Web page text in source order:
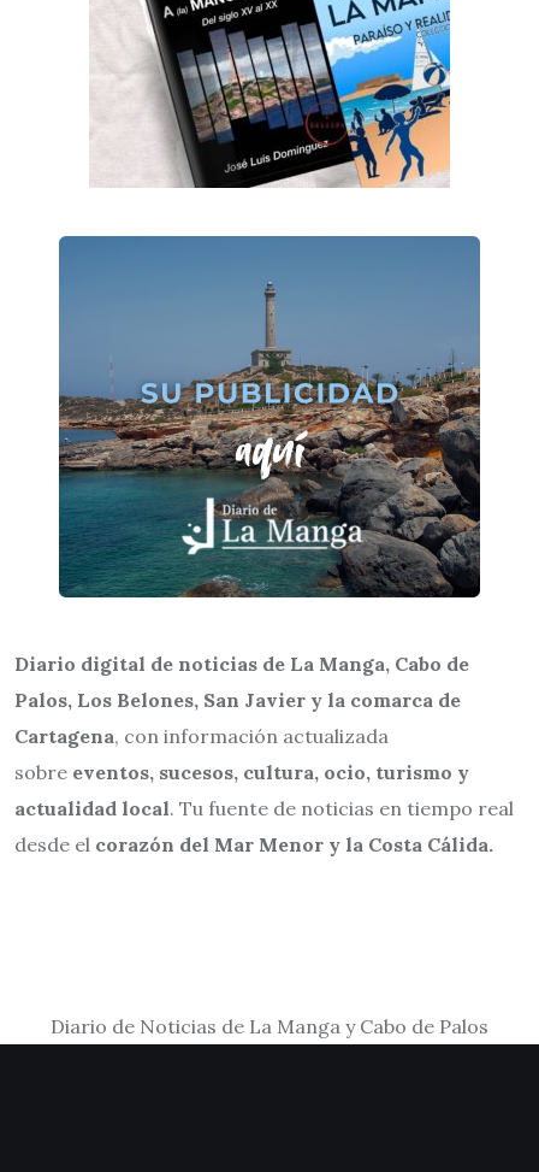
Diario digital de noticias de La Manga, Cabo de
Palos, Los Belones, San Javier y la comarca de
Cartagena, con información actualizada
sobre eventos, sucesos, cultura, ocio, turismo y
actualidad local. Tu fuente de noticias en tiempo real
desde el corazón del Mar Menor y la Costa Cálida.
Diario de Noticias de La Manga y Cabo de Palos